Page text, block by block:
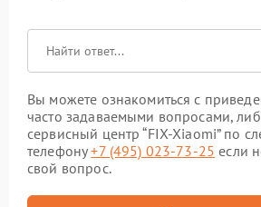
Вы можете ознакомиться с
часто задаваемыми вопросами,
сервисный центр “FIX-Xiaomi” по
телефону+7 (495) 023-73-25 если
свой вопрос.